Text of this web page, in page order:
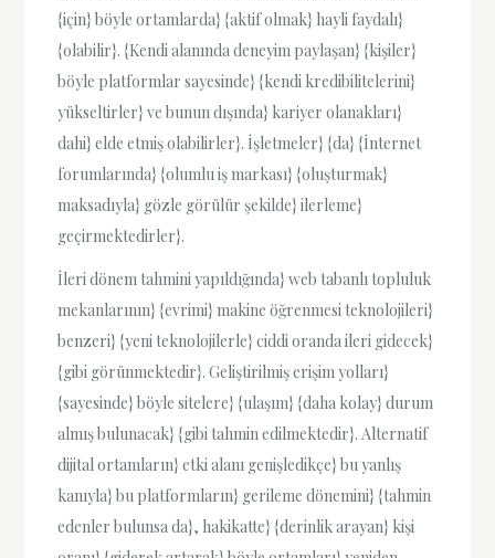
{için} böyle ortamlarda} {aktif olmak} hayli faydalı}
{olabilir}. {Kendi alanında deneyim paylaşan} {kişiler}
böyle platformlar sayesinde} {kendi kredibilitelerini}
yükseltirler} ve bunun dışında} kariyer olanakları}
dahi} elde etmiş olabilirler}. İşletmeler} {da} {İnternet
forumlarında} {olumlu iş markası} {oluşturmak}
maksadıyla} gözle görülür şekilde} ilerleme}
geçirmektedirler}.
İleri dönem tahmini yapıldığında} web tabanlı topluluk
mekanlarının} {evrimi} makine öğrenmesi teknolojileri}
benzeri} {yeni teknolojilerle} ciddi oranda ileri gidecek}
{gibi görünmektedir}. Geliştirilmiş erişim yolları}
{sayesinde} böyle sitelere} {ulaşım} {daha kolay} durum
almış bulunacak} {gibi tahmin edilmektedir}. Alternatif
dijital ortamların} etki alanı genişledikçe} bu yanlış
kanıyla} bu platformların} gerileme dönemini} {tahmin
edenler bulunsa da}, hakikatte} {derinlik arayan} kişi